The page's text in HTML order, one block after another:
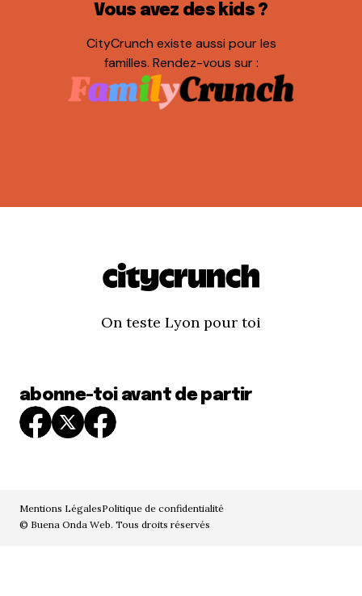
Vous avez des kids ?
CityCrunch existe aussi pour les
familles. Rendez-vous sur :
On teste Lyon pour toi
abonne-toi avant de partir
Mentions LégalesPolitique de confidentialité
© Buena Onda Web. Tous droits réservés